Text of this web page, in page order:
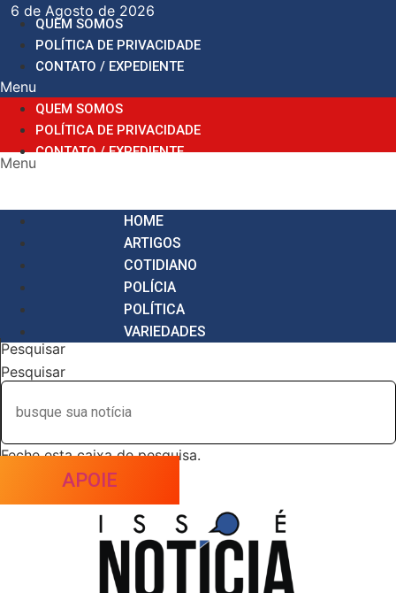
para
conteúdo
6 de Agosto de 2026
QUEM SOMOS
POLÍTICA DE PRIVACIDADE
CONTATO / EXPEDIENTE
Menu
QUEM SOMOS
POLÍTICA DE PRIVACIDADE
CONTATO / EXPEDIENTE
Menu
HOME
ARTIGOS
COTIDIANO
POLÍCIA
POLÍTICA
VARIEDADES
Pesquisar
Pesquisar
Feche esta caixa de pesquisa.
APOIE